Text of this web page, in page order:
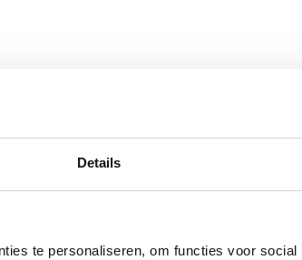
Details
te personaliseren, om functies voor